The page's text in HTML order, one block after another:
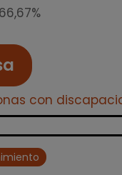
con